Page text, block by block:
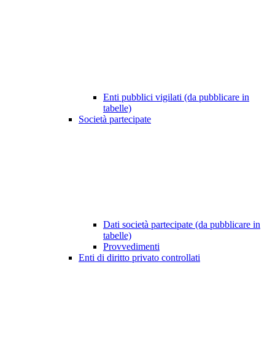
Enti pubblici vigilati (da pubblicare in
tabelle)
Società partecipate
Dati società partecipate (da pubblicare in
tabelle)
Provvedimenti
Enti di diritto privato controllati